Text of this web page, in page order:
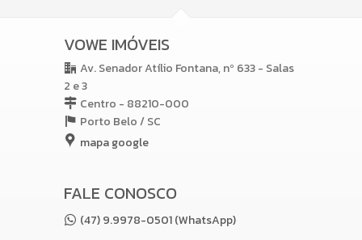
VOWE IMÓVEIS
Av. Senador Atílio Fontana, nº 633 - Salas
2 e 3
Centro - 88210-000
Porto Belo /SC
mapa google
FALE CONOSCO
(47) 9.9978-0501 (WhatsApp)